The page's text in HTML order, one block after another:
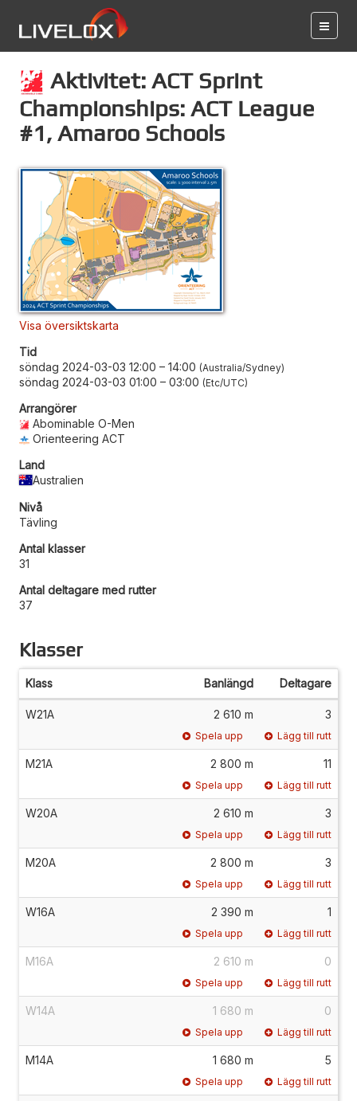
Aktivitet: ACT Sprint
Championships: ACT League
#1, Amaroo Schools
Visa översiktskarta
Tid
söndag 2024-03-03 12:00 – 14:00 Australia/Sydney
söndag 2024-03-03 01:00 – 03:00 Etc/UTC
Arrangörer
Abominable O-Men
Orienteering ACT
Land
Australien
Nivå
Tävling
Antal klasser
31
Antal deltagare med rutter
37
Klasser
Klass Banlängd Deltagare
W21A 2 610 m 3
Spela upp Lägg till rutt
M21A 2 800 m 11
Spela upp Lägg till rutt
W20A 2 610 m 3
Spela upp Lägg till rutt
M20A 2 800 m 3
Spela upp Lägg till rutt
W16A 2 390 m 1
Spela upp Lägg till rutt
M16A 2 610 m 0
Spela upp Lägg till rutt
W14A 1 680 m 0
Spela upp Lägg till rutt
M14A 1 680 m 5
Spela upp Lägg till rutt